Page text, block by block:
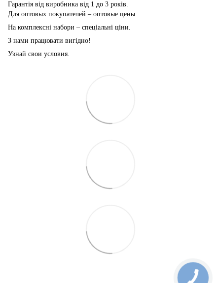
Гарантія від виробника від 1 до 3 років.
Для оптовых покупателей – оптовые цены.
На комплексні набори – спеціальні ціни.
З нами працювати вигідно!
Узнай свои условия.